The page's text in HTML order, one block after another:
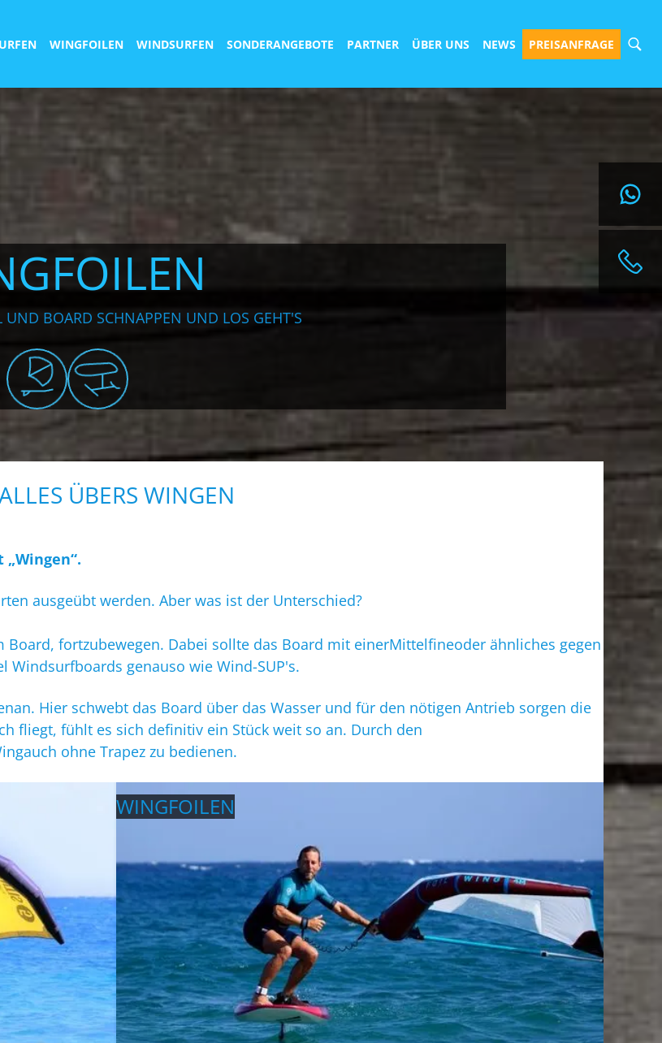
WINGFOILEN WINDSURFEN SONDERANGEBOTE PARTNER ÜBER UNS NEWS PREISANFRAGE
ANGEBOT ANFORDERN
REISEANFRAGEN@SURFBUDE.DE
MONTAG BIS FREITAG
BOARD SCHNAPPEN UND LOS GEHT'S
ÜBERS WINGEN
ausgeübt werden. Aber was ist der Unterschied?
Board, fortzubewegen. Dabei sollte das Board mit einerMittelfineoder ähnliches gegen
Windsurfboards genauso wie Wind-SUP's.
Hier schwebt das Board über das Wasser und für den nötigen Antrieb sorgen die
fliegt, fühlt es sich definitiv ein Stück weit so an. Durch den
ohne Trapez zu bedienen.
WINGFOILEN